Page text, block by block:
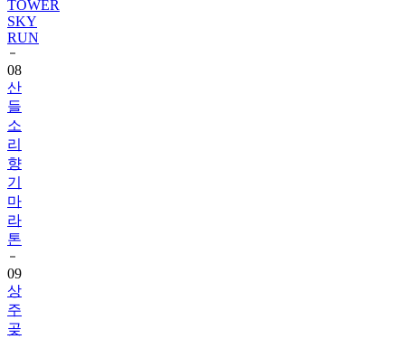
TOWER
SKY
RUN
08
산
들
소
리
향
기
마
라
톤
09
상
주
곶